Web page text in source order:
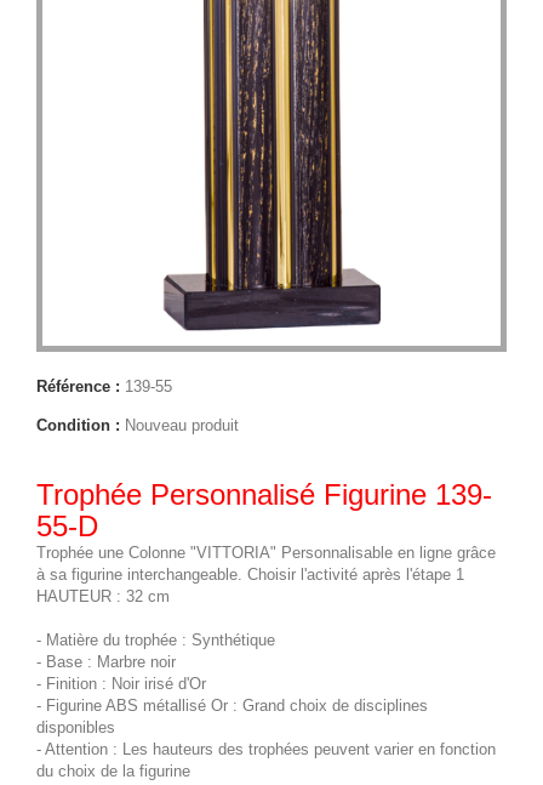
Référence : 139-55
Condition : Nouveau produit
Trophée Personnalisé Figurine 139-
55-D
Trophée une Colonne "VITTORIA" Personnalisable en ligne grâce
à sa figurine interchangeable. Choisir l'activité après l'étape 1
HAUTEUR : 32 cm
- Matière du trophée : Synthétique
- Base : Marbre noir
- Finition : Noir irisé d'Or
- Figurine ABS métallisé Or : Grand choix de disciplines
disponibles
- Attention : Les hauteurs des trophées peuvent varier en fonction
du choix de la figurine